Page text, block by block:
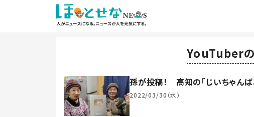
YouTuber
孫が投稿！ 高知の「じいちゃん
2022/03/30（水）